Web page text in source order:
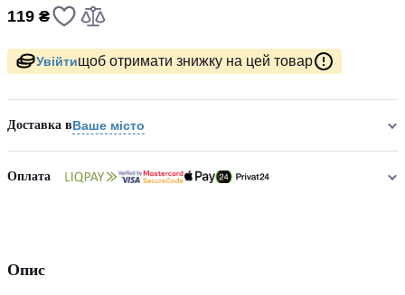
119 ₴
Увійтищоб отримати знижку на цей товар
Доставка вВаше місто
Оплата
Опис